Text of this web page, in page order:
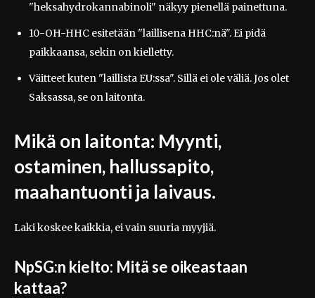
"heksahydrokannabinoli" näkyy pienellä painettuna.
10-OH-HHC esitetään "laillisena HHC:nä". Ei pidä
paikkaansa, sekin on kielletty.
Väitteet kuten "laillista EU:ssa". Sillä ei ole väliä. Jos olet
Saksassa, se on laitonta.
Mikä on laitonta: Myynti,
ostaminen, hallussapito,
maahantuonti ja laivaus.
Laki koskee kaikkia, ei vain suuria myyjiä.
NpSG:n kielto: Mitä se oikeastaan
kattaa?